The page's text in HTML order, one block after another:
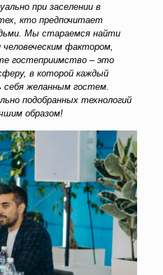
при заселении в
кто предпочитает
Мы стараемся найти
фактором,
гостеприимство – это
в которой каждый
себя желанным гостем.
подобранных технологий
образом!